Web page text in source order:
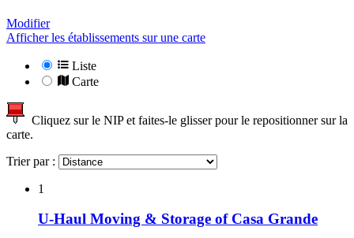
Modifier
Afficher les établissements sur une carte
Liste
Carte
Cliquez sur le NIP et faites-le glisser pour le repositionner sur la
carte.
Trier par :
1
U-Haul Moving & Storage of Casa Grande